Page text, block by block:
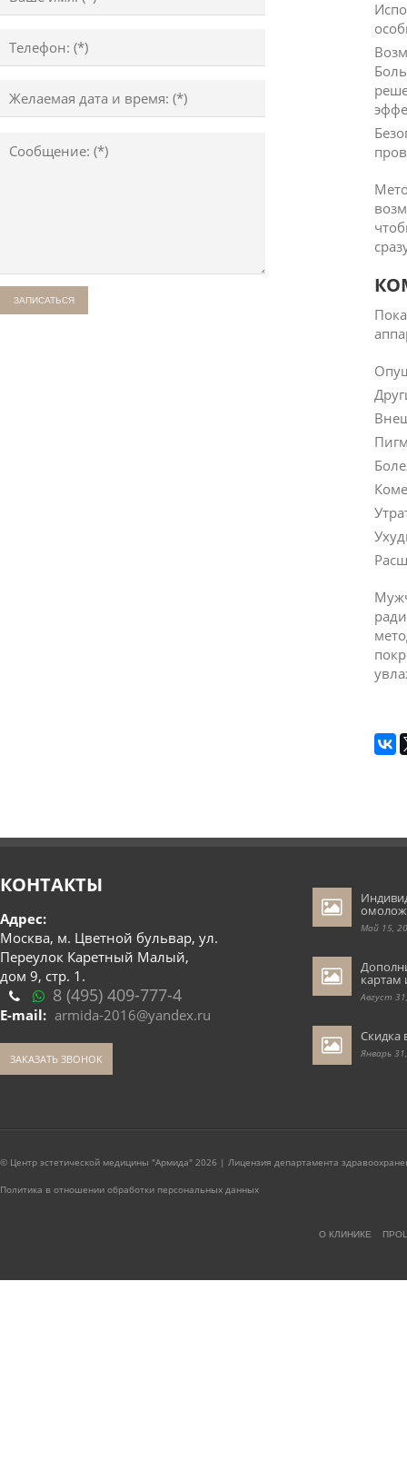
КОНТАКТЫ
Адрес:
Москва, м. Цветной бульвар, ул.
Переулок Каретный Малый,
дом 9, стр. 1.
8 (495) 409-777-4
E-mail: armida-2016@yandex.ru
ЗАКАЗАТЬ ЗВОНОК
Май 15,
картам
Август
Скидка
Январь
© Центр эстетической медицины "Армида" 2026 | Лицензия департамента
Политика в отношении обработки персональных данных
О КЛИНИКЕ